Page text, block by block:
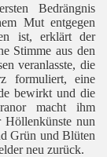
Bedrängnis
Mut entgegen
ist, erklärt der
Stimme aus den
veranlasste, die
formuliert, eine
bewirkt und die
macht ihm
Höllenkünste nun
Grün und Blüten
neu zurück.